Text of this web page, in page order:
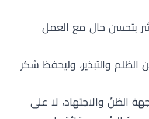
بتحسن حال مع العمل
الظلم والتبذير، وليحفظ شكر
الظنّ والاجتهاد، لا على